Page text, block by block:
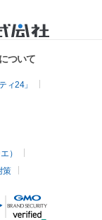
ついて
ィ24」
）
策